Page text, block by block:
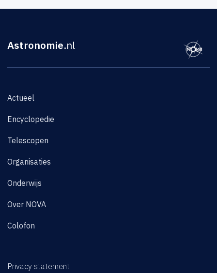
Astronomie.nl
Actueel
Encyclopedie
Telescopen
Organisaties
Onderwijs
Over NOVA
Colofon
Privacy statement